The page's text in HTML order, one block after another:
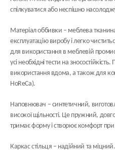
спілкуватися або неспішно
Матеріал оббивки – меблева
експлуатацію виробу і легко
для використання в меблевій
усі необхідні тести на
використання вдома, а також для
HoReCa).
Наповнювач – синтетичний,
високої щільності. Це пружний,
тримає форму і створює комфорт при
Каркас стільця – надійний та